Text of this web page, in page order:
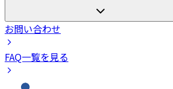
お問い合わせ
FAQ一覧を見る